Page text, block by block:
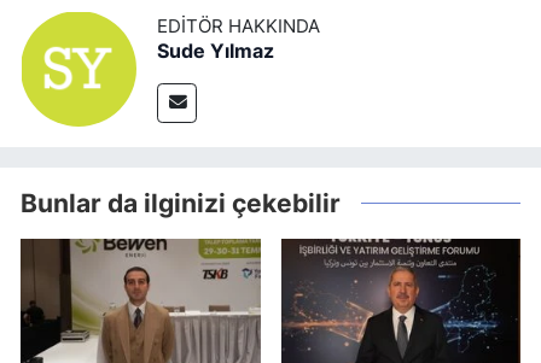
EDITÖR HAKKINDA
Sude Yılmaz
Bunlar da ilginizi çekebilir